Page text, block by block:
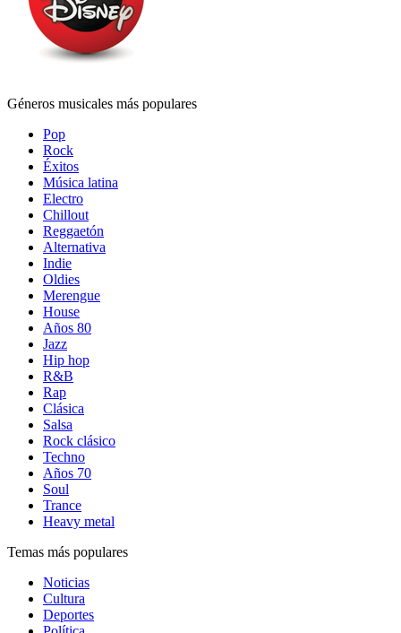
Géneros musicales más populares
Pop
Rock
Éxitos
Música latina
Electro
Chillout
Reggaetón
Alternativa
Indie
Oldies
Merengue
House
Años 80
Jazz
Hip hop
R&B
Rap
Clásica
Salsa
Rock clásico
Techno
Años 70
Soul
Trance
Heavy metal
Temas más populares
Noticias
Cultura
Deportes